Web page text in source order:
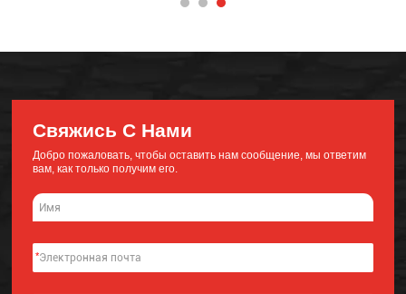
Свяжись С Нами
Добро пожаловать, чтобы оставить нам сообщение, мы ответим
вам, как только получим его.
*